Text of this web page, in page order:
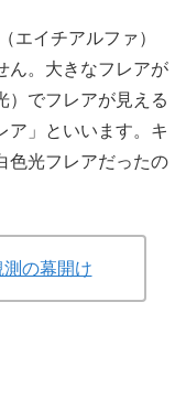
エイチアルファ）
ん。大きなフレアが
）でフレアが見える
ア」といいます。キ
色光フレアだったの
の幕開け